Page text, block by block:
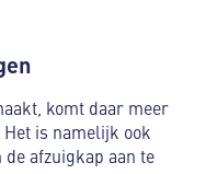
komt daar meer
is namelijk ook
afzuigkap aan te